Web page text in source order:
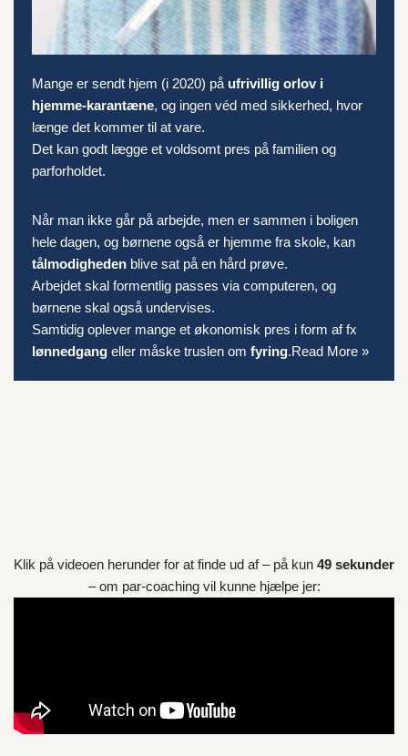
Mange er sendt hjem (i 2020) på ufrivillig orlov i
hjemme-karantæne, og ingen véd med sikkerhed, hvor
længe det kommer til at vare.
Det kan godt lægge et voldsomt pres på familien og
parforholdet.
Når man ikke går på arbejde, men er sammen i boligen
hele dagen, og børnene også er hjemme fra skole, kan
tålmodigheden blive sat på en hård prøve.
Arbejdet skal formentlig passes via computeren, og
børnene skal også undervises.
Samtidig oplever mange et økonomisk pres i form af fx
lønnedgang eller måske truslen om fyring.Read More »
Klik på videoen herunder for at finde ud af – på kun 49 sekunder
– om par-coaching vil kunne hjælpe jer: